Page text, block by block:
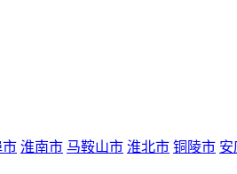
市 淮南市 马鞍山市 淮北市 铜陵市 安